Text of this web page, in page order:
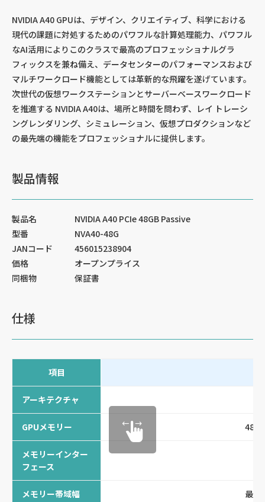
NVIDIA A40 GPUは、デザイン、クリエイティブ、科学における
現代の課題に対処するためのパワフルな計算処理能力、パワフル
なAI活用によりこのクラスで最高のプロフェッショナルグラ
フィックスを兼ね備え、データセンターのパフォーマンスおよび
マルチワークロード機能としては革新的な飛躍を遂げています。
次世代の仮想ワークステーションとサーバーベースワークロード
を推進する NVIDIA A40は、場所と時間を問わず、レイ トレーシ
ングレンダリング、シミュレーション、仮想プロダクションなど
の最先端の機能をプロフェッショナルに提供します。
製品情報
製品名
NVIDIA A40 PCIe 48GB Passive
型番
NVA40-48G
JANコード
456015238904
価格
オープンプライス
同梱物
保証書
仕様
項目
アーキテクチャ
GPUメモリー
メモリーインター
フェース
メモリー帯域幅 最大